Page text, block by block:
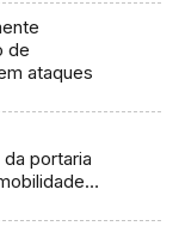
de
ataques
portaria